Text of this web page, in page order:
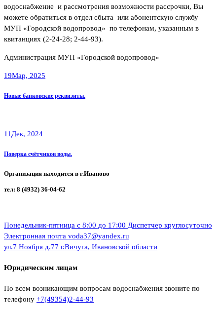
водоснабжение и рассмотрения возможности рассрочки, Вы
можете обратиться в отдел сбыта или абонентскую службу
МУП «Городской водопровод» по телефонам, указанным в
квитанциях (2-24-28; 2-44-93).
Администрация МУП «Городской водопровод»
19Мар, 2025
Новые банковские реквизиты.
11Дек, 2024
Поверка счётчиков воды.
Организация находится в г.Иваново
тел: 8 (4932) 36-04-62
Понедельник-пятница с 8:00 до 17:00 Диспетчер круглосуточно
Электронная почта voda37@yandex.ru
ул.7 Ноября д.77 г.Вичуга, Ивановской области
Юридическим лицам
По всем возникающим вопросам водоснабжения звоните по
телефону +7(49354)2-44-93